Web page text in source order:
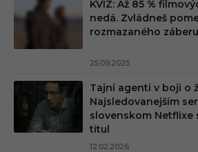
KVÍZ: Až 85 %
nedá. Zvládneš
rozmazaného
25.09.2025
Tajní agenti v boji o
Najsledovanejším
slovenskom Netflixe
titul
12.02.2026